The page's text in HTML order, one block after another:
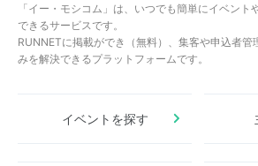
「イー・モシコム」は、いつでも簡単にイベン
できるサービスです。
RUNNETに掲載ができ（無料）、集客や申込者管
みを解決できるプラットフォームです。
イベントを探す